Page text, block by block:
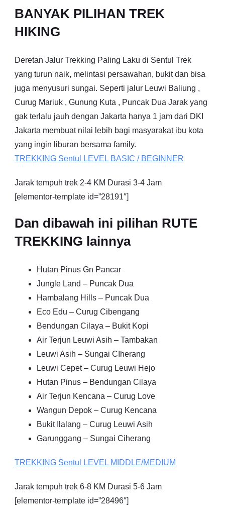
BANYAK PILIHAN TREK
HIKING
Deretan Jalur Trekking Paling Laku di Sentul Trek
yang turun naik, melintasi persawahan, bukit dan bisa
juga menyusuri sungai. Seperti jalur Leuwi Baliung ,
Curug Mariuk , Gunung Kuta , Puncak Dua Jarak yang
gak terlalu jauh dengan Jakarta hanya 1 jam dari DKI
Jakarta membuat nilai lebih bagi masyarakat ibu kota
yang ingin liburan bersama family.
TREKKING Sentul LEVEL BASIC / BEGINNER
Jarak tempuh trek 2-4 KM Durasi 3-4 Jam
[elementor-template id=”28191″]
Dan dibawah ini pilihan RUTE
TREKKING lainnya
Hutan Pinus Gn Pancar
Jungle Land – Puncak Dua
Hambalang Hills – Puncak Dua
Eco Edu – Curug Cibengang
Bendungan Cilaya – Bukit Kopi
Air Terjun Leuwi Asih – Tambakan
Leuwi Asih – Sungai CIherang
Leuwi Cepet – Curug Leuwi Hejo
Hutan Pinus – Bendungan Cilaya
Air Terjun Kencana – Curug Love
Wangun Depok – Curug Kencana
Bukit Ilalang – Curug Leuwi Asih
Garunggang – Sungai Ciherang
TREKKING Sentul LEVEL MIDDLE/MEDIUM
Jarak tempuh trek 6-8 KM Durasi 5-6 Jam
[elementor-template id=”28496″]